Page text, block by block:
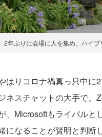
2年ぶりに会場に人を集め、ハイブ
はりコロナ禍真っ只中に
ネスチャットの大手で、
、Microsoftもライバルと
になることが賢明と判断